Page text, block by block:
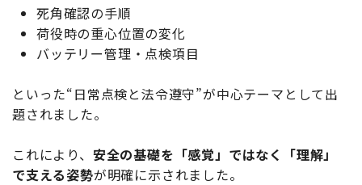
死角確認の手順
荷役時の重心位置の変化
バッテリー管理・点検項目
といった“日常点検と法令遵守”が中心テーマとして出
題されました。
これにより、 安全の基礎を「感覚」ではなく「理解」
で支える姿勢が明確に示されました。